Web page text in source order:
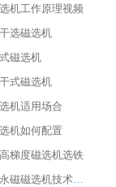
机工作原理视频
选磁选机
磁选机
式磁选机
机适用场合
机如何配置
梯度磁选机选铁
内蒙古干式永磁磁选机技术要求